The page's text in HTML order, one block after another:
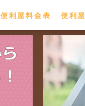
便利屋料金表 便利